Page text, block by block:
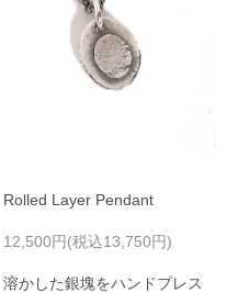
Rolled Layer Pendant
12,500円(税込13,750円)
溶かした銀塊をハンドプレス